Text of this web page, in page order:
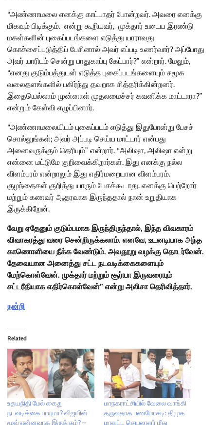
“அண்ணாமலை எனக்கு காட்பாதர் போன்றவர். அவரை எனக்கு
மிகவும் பிடிக்கும். என்று கூறியவர், முக்தார் உடைய இரண்டு
மகள்களின் புகைப்படங்களை எடுத்து யாராவது
கொச்சைப்படுத்திப் பேசினால் அவர் எப்படி உணர்வார்? அப்போது
அவர் யாரிடம் சென்று பாதுகாப்பு கேட்பார்?” என்றார். மேலும்,
“எனது குடும்பத்துடன் எடுத்த புகைப்படங்களையும் சமூக
வலைதளங்களில் பகிர்ந்து தவறாக சித்தரிக்கின்றனர்.
இதையெல்லாம் முன்னாள் முதலமைச்சர் கவனிக்க மாட்டாரா?”
என்றும் கேள்வி எழுப்பினார்.
“அண்ணாமலையிடம் புகைப்படம் எடுத்து இதுபோன்று பேசச்
சொல்லுங்கள்; அவர் அப்படி செய்ய மாட்டார் என்பது
அனைவருக்கும் தெரியும்” என்றார். “அலிஷா, அலிஷா என்று
என்னை மட்டுமே குறிவைக்கிறார்கள். இது எனக்கு நல்ல
விளம்பரம் என்றாலும் இது எதிர்மறையான விளம்பரம்.
குழந்தைகள் குறித்து யாரும் பேசக்கூடாது. எனக்கு பெற்றோர்
மற்றும் கணவர் ஆதரவாக இருந்ததால் நான் உறுதியாக
இருக்கிறேன்.
வேறு ஏதேனும் குடும்பமாக இருந்திருந்தால், இந்த விவகாரம்
விவாகரத்து வரை சென்றிருக்கலாம். எனவே, உடனடியாக அந்த
காணொளியை நீக்க வேண்டும். அவதூறு வழக்கு தொடர்வேன்.
தேவையான அனைத்து சட்ட நடவடிக்கைகளையும்
மேற்கொள்வேன். முக்தார் மற்றும் சூர்யா இருவரையும்
சட்டரீதியாக எதிர்கொள்வேன்” என்று அலிசா தெரிவித்தார்.
நன்றி
Related
உதயநிதி மேல் கைது
நடவடிக்கை பாயுமா? விஜயின்
மூவ் என்னவாக இருக்கும்? –
மாநகராட்சியில் வேலை வாங்கி
தருவதாக பணமோசடி: திமுக
மாவட்ட செயலாளர் மீது